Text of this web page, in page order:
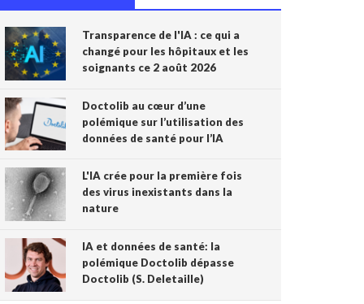
IA et prévention : une nouvelle génération de
check-up médicaux arrive
24 juillet 2026 - 09:14
France: le Parlement interdit les réseaux
sociaux aux moins de 15 ans, première en
Europe
L'Ares finance un projet d'IA pour renforcer le
diagnostic de la malaria en RDC
17 juillet 2026 - 14:55
Une box connectée belge pour simplifier le
travail des soignants
15 juillet 2026 - 11:24
Transparence de l'IA : ce qui a
changé pour les hôpitaux et les
soignants ce 2 août 2026
Doctolib au cœur d’une
polémique sur l’utilisation des
données de santé pour l’IA
L'IA crée pour la première fois
des virus inexistants dans la
nature
IA et données de santé: la
polémique Doctolib dépasse
Doctolib (S. Deletaille)